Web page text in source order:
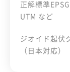
正解標準
UTM など
ジオイド起伏
（日本対応）